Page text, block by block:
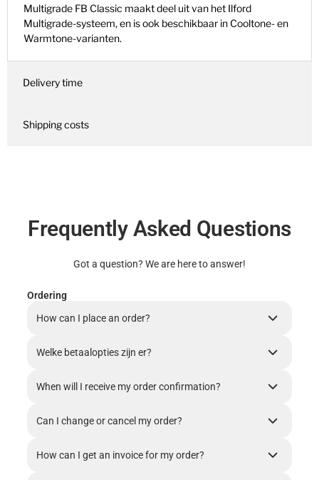
Multigrade FB Classic maakt deel uit van het Ilford
Multigrade-systeem, en isook beschikbaar in Cooltone- en
Warmtone-varianten.
Delivery time
Shipping costs
Frequently Asked Questions
Got a question? We are here to answer!
Ordering
How can I place an order?
Welke betaalopties zijn er?
When will I receive my order confirmation?
Can I change or cancel my order?
How can I get an invoice for my order?